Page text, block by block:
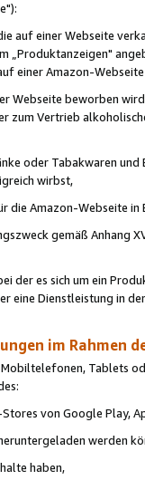
auf einer Webseite
„Produktanzeigen"
einer Amazon-
Webseite beworben
zum Vertrieb
oder Tabakwaren
wirbst,
die Amazon-Webseite in
gemäß Anhang
der es sich um ein
eine Dienstleistung in
im Rahmen
Tablets
von Google Play,
werden
haben,